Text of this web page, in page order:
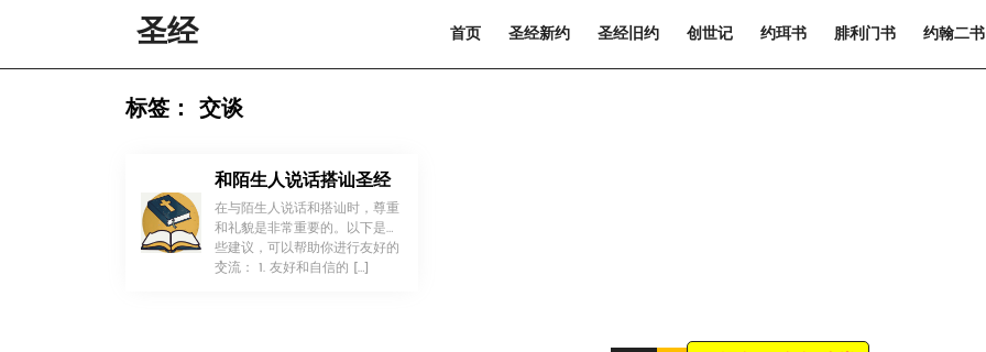
圣经 首页 圣经新约 圣经旧约 创世记 约珥书 腓利门书 约翰二书
标签： 交谈
和陌生人说话搭讪圣经
在与陌生人说话和搭讪时，尊重
和礼貌是非常重要的。以下是一
些建议，可以帮助你进行友好的
交流： 1. 友好和自信的 […]
！